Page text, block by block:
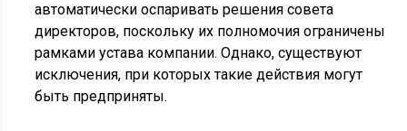
автоматически оспаривать решения совета
директоров, поскольку их полномочия ограничены
рамками устава компании. Однако, существуют
исключения, при которых такие действия могут
быть предприняты.